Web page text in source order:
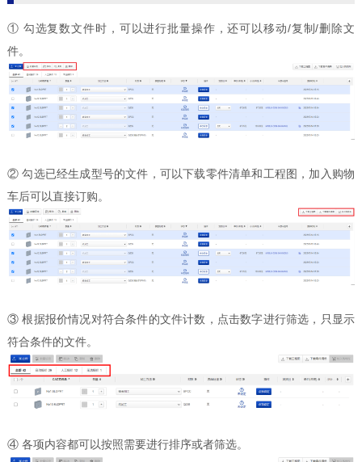
① 勾选复数文件时，可以进行批量操作，还可以移动/复制/删除文
件。
② 勾选已经生成型号的文件，可以下载零件清单和工程图，加入购物
车后可以直接订购。
③ 根据报价情况对符合条件的文件计数，点击数字进行筛选，只显示
符合条件的文件。
④ 各项内容都可以按照需要进行排序或者筛选。